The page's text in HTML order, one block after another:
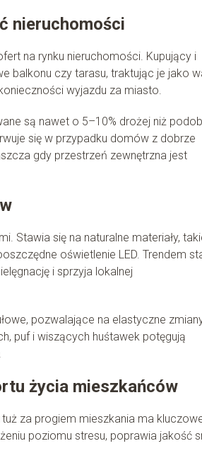
nieruchomości
na rynku nieruchomości. Kupujący i
balkonu czy tarasu, traktując je jako
wyjazdu za miasto.
są nawet o 5–10% drożej niż
się w przypadku domów z dobrze
gdy przestrzeń zewnętrzna jest
Stawia się na naturalne materiały,
oświetlenie LED. Trendem
i sprzyja lokalnej
pozwalające na elastyczne
puf i wiszących huśtawek potęgują
życia mieszkańców
za progiem mieszkania ma
poziomu stresu, poprawia jakość